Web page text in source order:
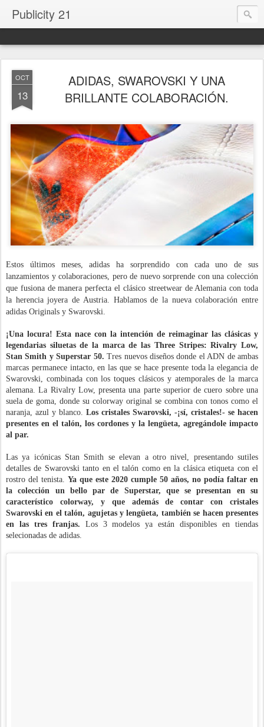
Publicity 21
OCT
13
ADIDAS, SWAROVSKI Y UNA
BRILLANTE COLABORACIÓN.
Estos últimos meses, adidas ha sorprendido con cada uno de sus
lanzamientos y colaboraciones, pero de nuevo sorprende con una colección
que fusiona de manera perfecta el clásico streetwear de Alemania con toda
la herencia joyera de Austria. Hablamos de la nueva colaboración entre
adidas Originals y Swarovski.
¡Una locura! Esta nace con la intención de reimaginar las clásicas y
legendarias siluetas de la marca de las Three Stripes: Rivalry Low,
Stan Smith y Superstar 50.Tres nuevos diseños donde el ADN de ambas
marcas permanece intacto, en las que se hace presente toda la elegancia de
Swarovski, combinada con los toques clásicos y atemporales de la marca
alemana. La Rivalry Low, presenta una parte superior de cuero sobre una
suela de goma, donde su colorway original se combina con tonos como el
naranja, azul y blanco. Los cristales Swarovski, -¡sí, cristales!- se hacen
presentes en el talón, los cordones y la lengüeta, agregándole impacto
al par.
Las ya icónicas Stan Smith se elevan a otro nivel, presentando sutiles
detalles de Swarovski tanto en el talón como en la clásica etiqueta con el
rostro del tenista. Ya que este 2020 cumple 50 años, no podía faltar en
la colección un bello par de Superstar, que se presentan en su
característico colorway, y que además de contar con cristales
Swarovski en el talón, agujetas y lengüeta, también se hacen presentes
en las tres franjas. Los 3 modelos ya están disponibles en tiendas
selecionadas de adidas.